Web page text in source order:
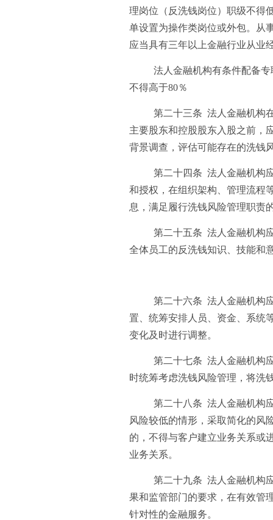
理岗位（反洗钱岗位）职级不得
单设置为操作类岗位或外包。从
应当具有三年以上金融行业从业
法人金融机构有条件配备
不得高于80％
第二十三条 法人金融机构
主要股东和控股股东入股之前，
背景调查，评估可能存在的洗钱
第二十四条 法人金融机构
和授权，在组织架构、管理流程
息，满足履行洗钱风险管理职责
第二十五条 法人金融机构
全体员工的反洗钱知识、技能和
第二十六条 法人金融机构
置、统筹安排人员、资金、系统
变化及时进行调整。
第二十七条 法人金融机构
时统筹考虑洗钱风险管理，将洗
第二十八条 法人金融机构
风险较低的情形，采取简化的风
的，不得与客户建立业务关系或
业务关系。
第二十九条 法人金融机构
果和监管部门的要求，在有效管
针对性的金融服务。